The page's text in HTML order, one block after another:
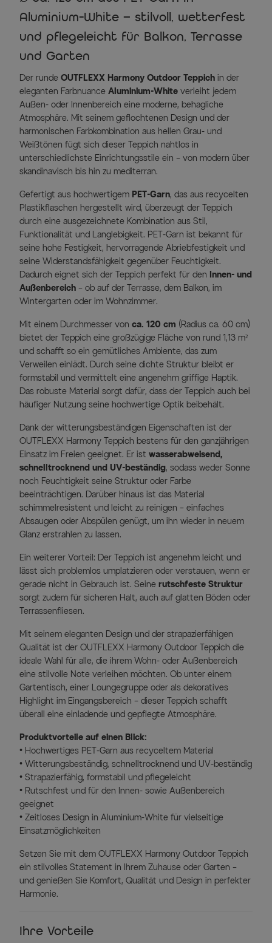
Aluminium-White – stilvoll, wetterfest
und pflegeleicht für Balkon, Terrasse
und Garten
Der runde OUTFLEXX Harmony Outdoor Teppich in der
eleganten Farbnuance Aluminium-White verleiht jedem
Außen- oder Innenbereich eine moderne, behagliche
Atmosphäre. Mit seinem geflochtenen Design und der
harmonischen Farbkombination aus hellen Grau- und
Weißtönen fügt sich dieser Teppich nahtlos in
unterschiedlichste Einrichtungsstile ein – von modern über
skandinavisch bis hin zu mediterran.
Gefertigt aus hochwertigem PET-Garn, das aus recycelten
Plastikflaschen hergestellt wird, überzeugt der Teppich
durch eine ausgezeichnete Kombination aus Stil,
Funktionalität und Langlebigkeit. PET-Garn ist bekannt für
seine hohe Festigkeit, hervorragende Abriebfestigkeit und
seine Widerstandsfähigkeit gegenüber Feuchtigkeit.
Dadurch eignet sich der Teppich perfekt für den Innen- und
Außenbereich – ob auf der Terrasse, dem Balkon, im
Wintergarten oder im Wohnzimmer.
Mit einem Durchmesser von ca. 120 cm (Radius ca. 60 cm)
bietet der Teppich eine großzügige Fläche von rund 1,13 m²
und schafft so ein gemütliches Ambiente, das zum
Verweilen einlädt. Durch seine dichte Struktur bleibt er
formstabil und vermittelt eine angenehm griffige Haptik.
Das robuste Material sorgt dafür, dass der Teppich auch bei
häufiger Nutzung seine hochwertige Optik beibehält.
Dank der witterungsbeständigen Eigenschaften ist der
OUTFLEXX Harmony Teppich bestens für den ganzjährigen
Einsatz im Freien geeignet. Er ist wasserabweisend,
schnelltrocknend und UV-beständig, sodass weder Sonne
noch Feuchtigkeit seine Struktur oder Farbe
beeinträchtigen. Darüber hinaus ist das Material
schimmelresistent und leicht zu reinigen – einfaches
Absaugen oder Abspülen genügt, um ihn wieder in neuem
Glanz erstrahlen zu lassen.
Ein weiterer Vorteil: Der Teppich ist angenehm leicht und
lässt sich problemlos umplatzieren oder verstauen, wenn er
gerade nicht in Gebrauch ist. Seine rutschfeste Struktur
sorgt zudem für sicheren Halt, auch auf glatten Böden oder
Terrassenfliesen.
Mit seinem eleganten Design und der strapazierfähigen
Qualität ist der OUTFLEXX Harmony Outdoor Teppich die
ideale Wahl für alle, die ihrem Wohn- oder Außenbereich
eine stilvolle Note verleihen möchten. Ob unter einem
Gartentisch, einer Loungegruppe oder als dekoratives
Highlight im Eingangsbereich – dieser Teppich schafft
überall eine einladende und gepflegte Atmosphäre.
Produktvorteile auf einen Blick:
• Hochwertiges PET-Garn aus recyceltem Material
• Witterungsbeständig, schnelltrocknend und UV-beständig
• Strapazierfähig, formstabil und pflegeleicht
• Rutschfest und für den Innen- sowie Außenbereich
geeignet
• Zeitloses Design in Aluminium-White für vielseitige
Einsatzmöglichkeiten
Setzen Sie mit dem OUTFLEXX Harmony Outdoor Teppich
ein stilvolles Statement in Ihrem Zuhause oder Garten –
und genießen Sie Komfort, Qualität und Design in perfekter
Harmonie.
Ihre Vorteile